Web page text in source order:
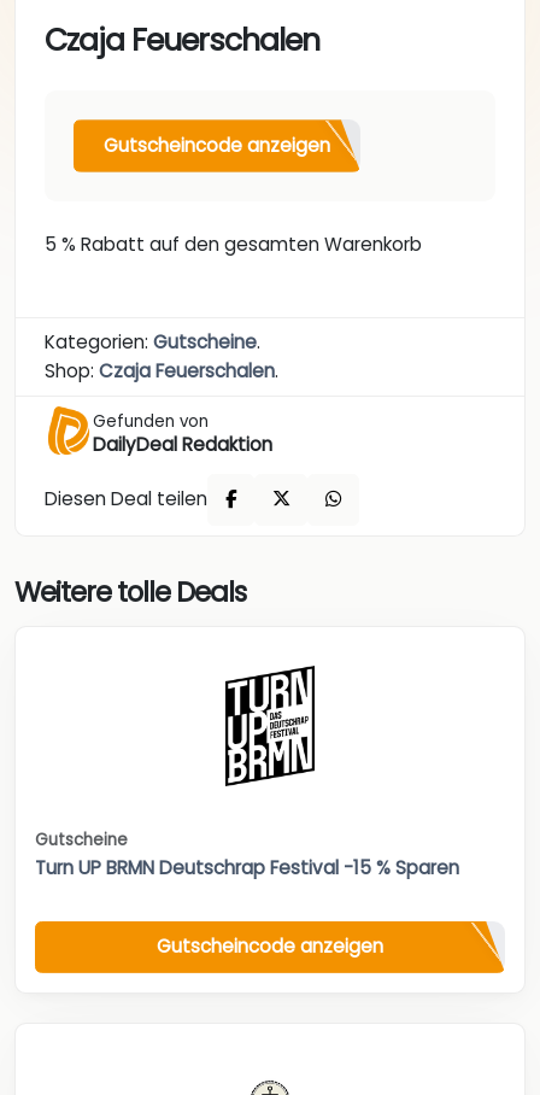
Czaja Feuerschalen
Gutscheincode anzeigen
5 % Rabatt auf den gesamten Warenkorb
Kategorien: Gutscheine.
Shop: Czaja Feuerschalen.
Gefunden von
DailyDeal Redaktion
Diesen Deal teilen
Weitere tolle Deals
Gutscheine
Turn UP BRMN Deutschrap Festival -15 % Sparen
Gutscheincode anzeigen